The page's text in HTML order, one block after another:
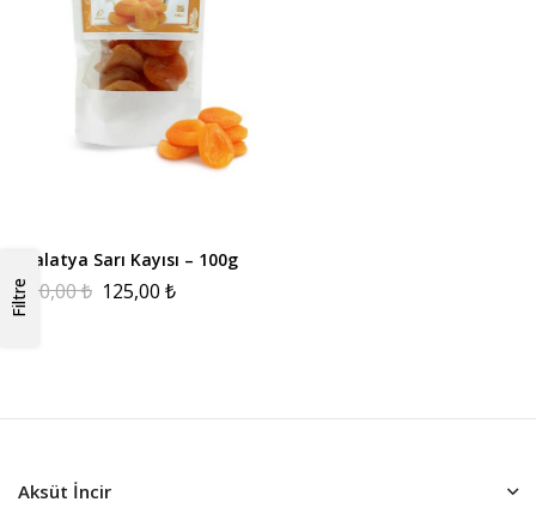
Filtre
Malatya Sarı Kayısı – 100g
230,00₺ 125,00 ₺
Aksüt İncir